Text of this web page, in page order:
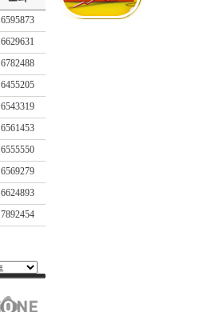
6595873
6629631
6782488
6455205
6543319
6561453
6555550
6569279
6624893
7892454